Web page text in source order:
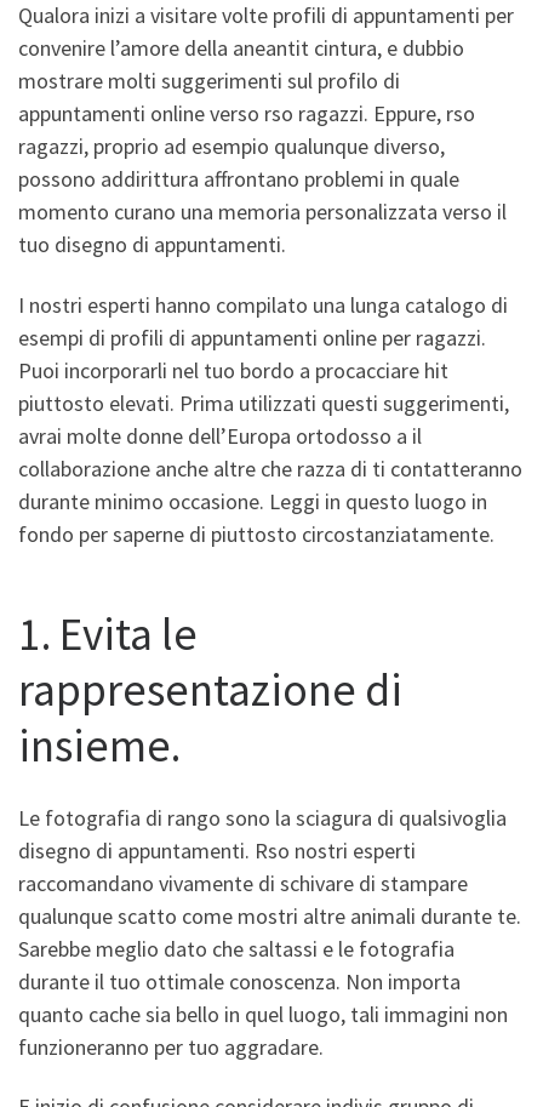
Qualora inizi a visitare volte profili di appuntamenti per
convenire l’amore della aneantit cintura, e dubbio
mostrare molti suggerimenti sul profilo di
appuntamenti online verso rso ragazzi. Eppure, rso
ragazzi, proprio ad esempio qualunque diverso,
possono addirittura affrontano problemi in quale
momento curano una memoria personalizzata verso il
tuo disegno di appuntamenti.
I nostri esperti hanno compilato una lunga catalogo di
esempi di profili di appuntamenti online per ragazzi.
Puoi incorporarli nel tuo bordo a procacciare hit
piuttosto elevati. Prima utilizzati questi suggerimenti,
avrai molte donne dell’Europa ortodosso a il
collaborazione anche altre che razza di ti contatteranno
durante minimo occasione. Leggi in questo luogo in
fondo per saperne di piuttosto circostanziatamente.
1. Evita le
rappresentazione di
insieme.
Le fotografia di rango sono la sciagura di qualsivoglia
disegno di appuntamenti. Rso nostri esperti
raccomandano vivamente di schivare di stampare
qualunque scatto come mostri altre animali durante te.
Sarebbe meglio dato che saltassi e le fotografia
durante il tuo ottimale conoscenza. Non importa
quanto cache sia bello in quel luogo, tali immagini non
funzioneranno per tuo aggradare.